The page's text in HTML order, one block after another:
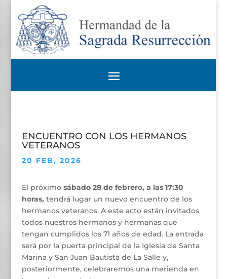
ENCUENTRO CON LOS HERMANOS
VETERANOS
20 FEB, 2026
El próximo sábado 28 de febrero, a las 17:30
horas, tendrá lugar un nuevo encuentro de los
hermanos veteranos. A este acto están invitados
todos nuestros hermanos y hermanas que
tengan cumplidos los 71 años de edad. La entrada
será por la puerta principal de la Iglesia de Santa
Marina y San Juan Bautista de La Salle y,
posteriormente, celebraremos una merienda en